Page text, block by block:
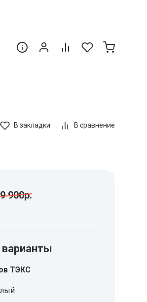
В закладки В сравнение
9 900р.
ТЭКС